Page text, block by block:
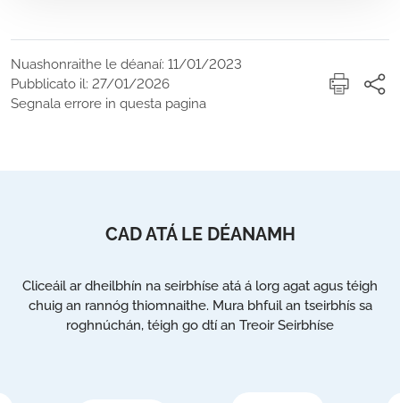
Nuashonraithe le déanaí: 11/01/2023
Pubblicato il: 27/01/2026
Segnala errore in questa pagina
CAD ATÁ LE DÉANAMH
Cliceáil ar dheilbhín na seirbhíse atá á lorg agat agus téigh
chuig an rannóg thiomnaithe. Mura bhfuil an tseirbhís sa
roghnúchán, téigh go dtí an Treoir Seirbhíse